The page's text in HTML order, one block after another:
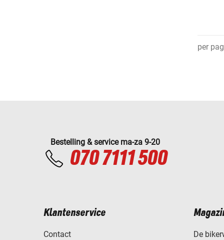
per
Bestelling & service ma-za 9-20
070 7111 500
Klantenservice
Contact
De